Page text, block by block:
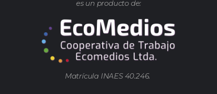
es un producto de:
Matrícula INAES 40.246.